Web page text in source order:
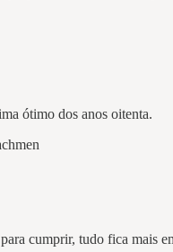
ótimo dos anos oitenta.
cumprir, tudo fica mais